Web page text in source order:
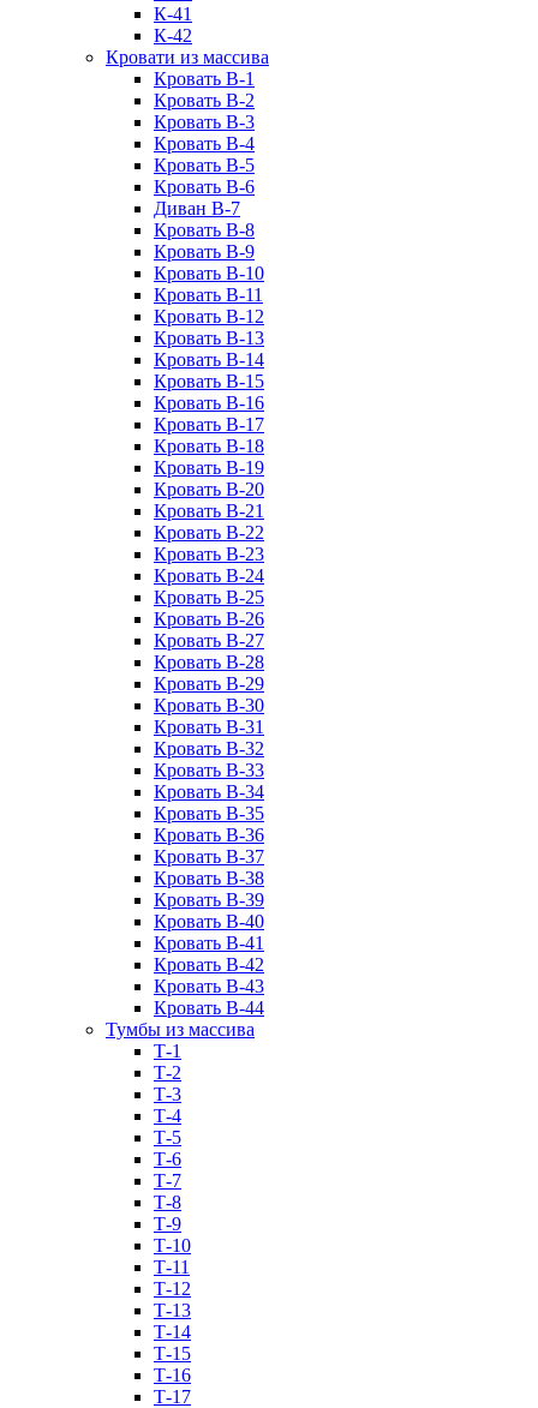
К-41
К-42
Кровати из массива
Кровать В-1
Кровать В-2
Кровать В-3
Кровать В-4
Кровать В-5
Кровать В-6
Диван В-7
Кровать В-8
Кровать В-9
Кровать В-10
Кровать В-11
Кровать В-12
Кровать В-13
Кровать В-14
Кровать В-15
Кровать В-16
Кровать В-17
Кровать В-18
Кровать В-19
Кровать В-20
Кровать В-21
Кровать В-22
Кровать В-23
Кровать В-24
Кровать В-25
Кровать В-26
Кровать В-27
Кровать В-28
Кровать В-29
Кровать В-30
Кровать В-31
Кровать В-32
Кровать В-33
Кровать В-34
Кровать В-35
Кровать В-36
Кровать В-37
Кровать В-38
Кровать В-39
Кровать В-40
Кровать В-41
Кровать В-42
Кровать В-43
Кровать В-44
Тумбы из массива
Т-1
Т-2
Т-3
Т-4
Т-5
Т-6
Т-7
Т-8
Т-9
Т-10
Т-11
Т-12
Т-13
Т-14
Т-15
Т-16
Т-17